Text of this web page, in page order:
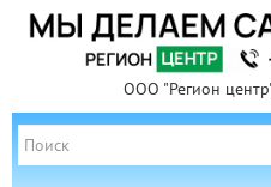
ООО "Регион